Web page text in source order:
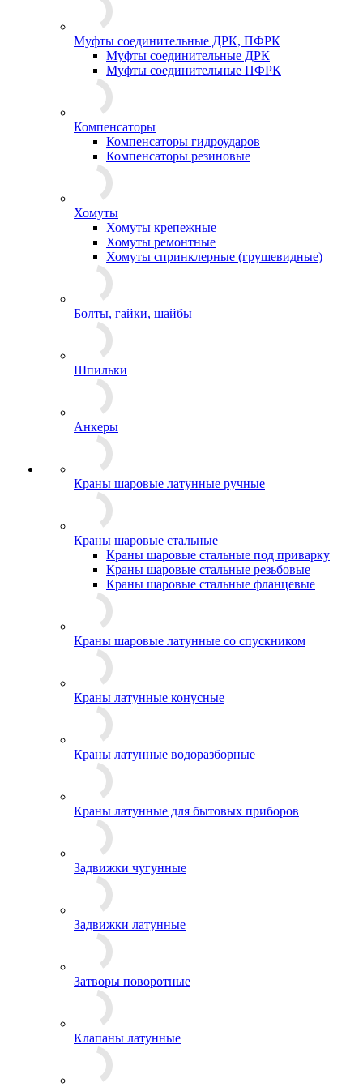
Муфты соединительные ДРК, ПФРК
Муфты соединительные ДРК
Муфты соединительные ПФРК
Компенсаторы
Компенсаторы гидроударов
Компенсаторы резиновые
Хомуты
Хомуты крепежные
Хомуты ремонтные
Хомуты спринклерные (грушевидные)
Болты, гайки, шайбы
Шпильки
Анкеры
Краны шаровые латунные ручные
Краны шаровые стальные
Краны шаровые стальные под приварку
Краны шаровые стальные резьбовые
Краны шаровые стальные фланцевые
Краны шаровые латунные со спускником
Краны латунные конусные
Краны латунные водоразборные
Краны латунные для бытовых приборов
Задвижки чугунные
Задвижки латунные
Затворы поворотные
Клапаны латунные